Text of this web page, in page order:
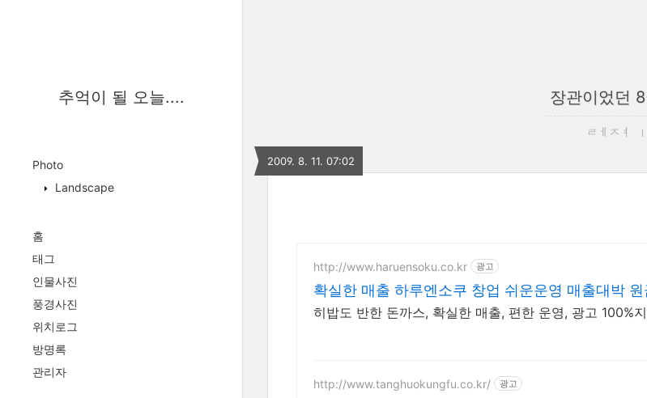
추억이 될 오늘....
Photo
Landscape
홈
태그
인물사진
풍경사진
위치로그
방명록
관리자
장관이었던
ㄹㅔㅈㅕ
2009. 8. 11. 07:02
http://www.haruensoku.co.kr 광고
확실한 매출 하루엔소쿠 창업 쉬운운영 매출대박 원
히밥도 반한 돈까스, 확실한 매출, 편한 운영, 광고 100%
http://www.tanghuokungfu.co.kr/ 광고